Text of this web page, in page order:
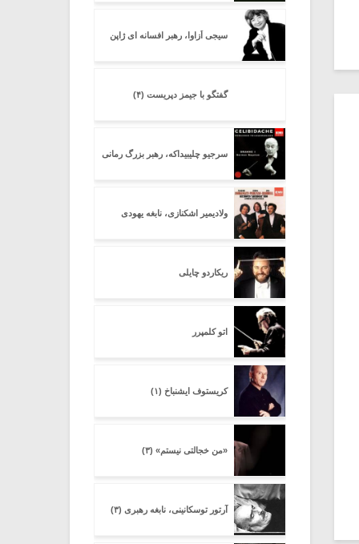
سیجی اُزاوا، رهبر افسانه ای ژاپن
گفتگو با جیمز دپریست (۴)
سرجیو چلیبیداکه، رهبر بزرگ رمانی
ولادیمیر اشکنازی، نابغه یهودی
ریکاردو چایلی
اتو کلمپرر
کریستوف ایشنباخ (۱)
«من خجالتی نیستم» (۳)
آرتور توسکانینی، نابغه رهبری (۳)